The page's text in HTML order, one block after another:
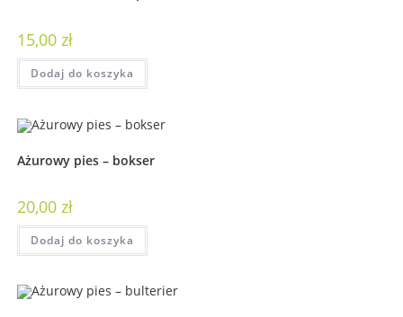
15,00 zł
Dodaj do koszyka
Ażurowy pies – bokser
20,00 zł
Dodaj do koszyka